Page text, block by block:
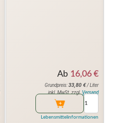
Ab 16,06 €
Grundpreis:33,80 €/ Liter
inkl. MwSt. zzgl. Versand
Lebensmittelinformationen